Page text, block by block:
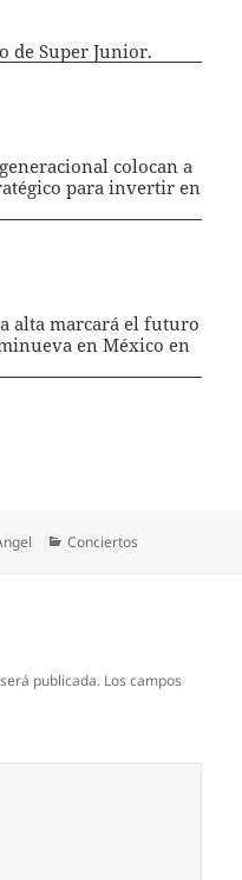
de Super Junior.
colocan a
para invertir en
alta marcará el futuro
en México en
Categorías
Conciertos
publicada. Los campos